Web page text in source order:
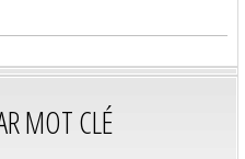
MOT CLÉ